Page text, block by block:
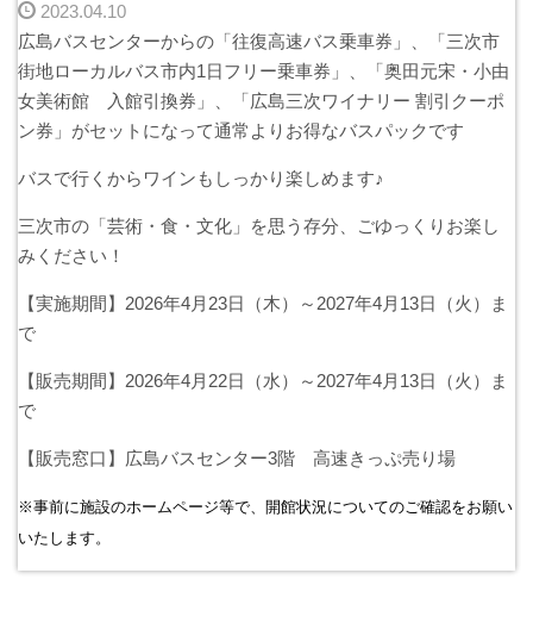
バスのご利用方法
バスパックについて
貸切バス・旅行業
まごころツアー
三次市交通観光センター
備北交通の歴史（アルバム）
2023.04.10
広島バスセンターからの「往復高速バス乗車券」、「三次市
街地ローカルバス市内1日フリー乗車券」、「奥田元宋・小由
女美術館 入館引換券」、「広島三次ワイナリー 割引クーポ
ン券」がセットになって通常よりお得なバスパックです
バスで行くからワインもしっかり楽しめます♪
三次市の「芸術・食・文化」を思う存分、ごゆっくりお楽し
みください！
【実施期間】2026年4月23日（木）～2027年4月13日（火）ま
で
【販売期間】2026年4月22日（水）～2027年4月13日（火）ま
で
【販売窓口】広島バスセンター3階 高速きっぷ売り場
※事前に施設のホームページ等で、開館状況についてのご確認をお願い
いたします。